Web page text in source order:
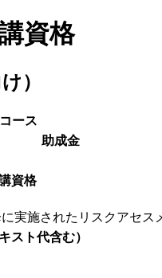
資格
）
コース
助成金
資格
実施されたリスクアセス
スト代含む）